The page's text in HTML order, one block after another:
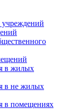
в жилых
в не жилых
в помещениях